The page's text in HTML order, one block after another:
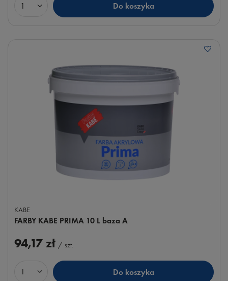
Ilość produktów Do koszyka
KABE
FARBY KABE PRIMA 10 L baza A
94,17 zł / szt.
Ilość produktów Do koszyka